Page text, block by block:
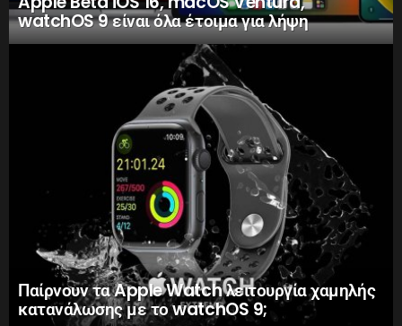
watchOS 9 είναι όλα έτοιμα για λήψη
Παίρνουν τα Apple Watch λειτουργία χαμηλής
κατανάλωσης με το watchOS 9;